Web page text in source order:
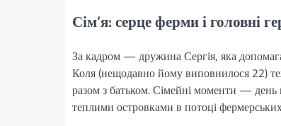
Сім’я: серце ферми і головні
За кадром — дружина Сергія, яка
Коля (нещодавно йому виповнилося 22)
разом з батьком. Сімейні моменти — день
теплими островками в потоці